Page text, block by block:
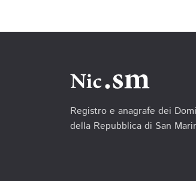
Registro e anagrafe dei
della Repubblica di San